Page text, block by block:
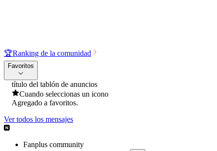
🏆Ranking de la comunidad
Favoritos
título del tablón de anuncios
Cuando seleccionas un icono
Agregado a favoritos.
Ver todos los mensajes
Fanplus community